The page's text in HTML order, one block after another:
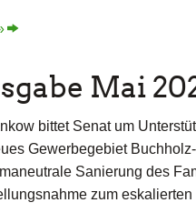
Mai
bittet Senat um
Gewerbegebiet
Sanierung des
zum